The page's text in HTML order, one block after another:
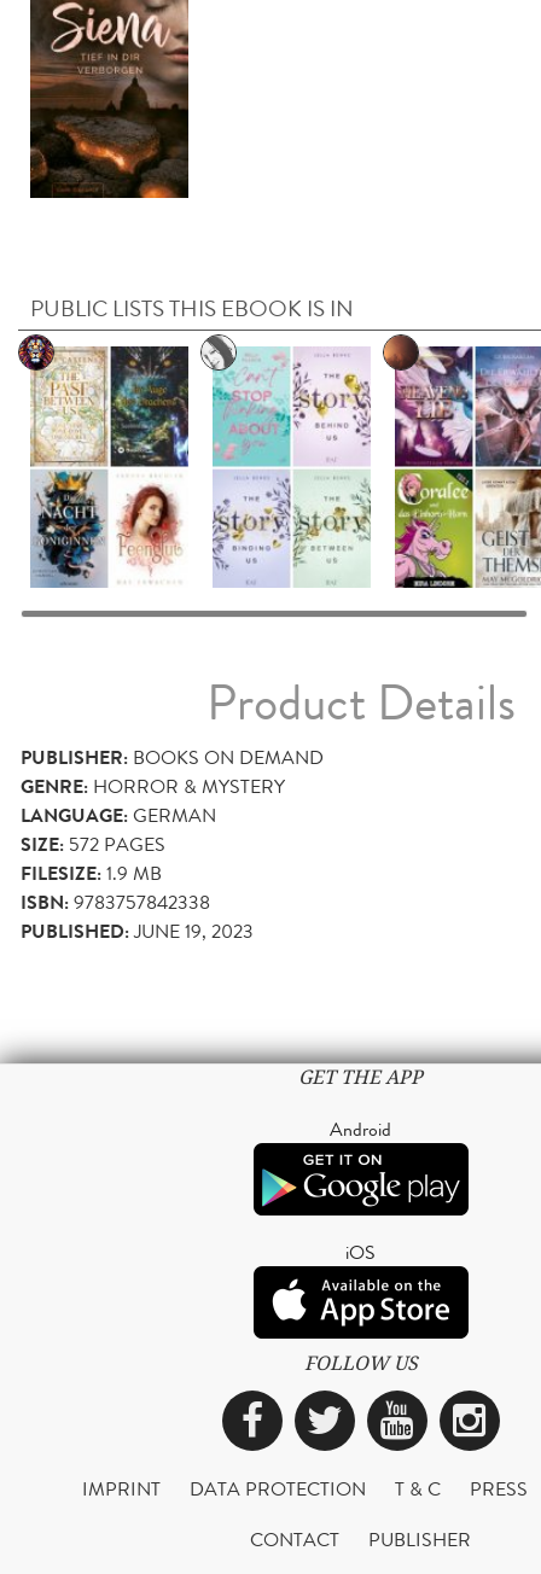
PUBLIC LISTS THIS EBOOK IS IN
Product Details
PUBLISHER: BOOKS ON DEMAND
GENRE: HORROR & MYSTERY
LANGUAGE:GERMAN
SIZE: 572 PAGES
FILESIZE:1.9 MB
ISBN:9783757842338
PUBLISHED:JUNE 19, 2023
GET THE APP
Android
iOS
FOLLOW US
Facebook
Twitter
IMPRINT DATA PROTECTION T & C
PRESS
CONTACT
PUBLISHER